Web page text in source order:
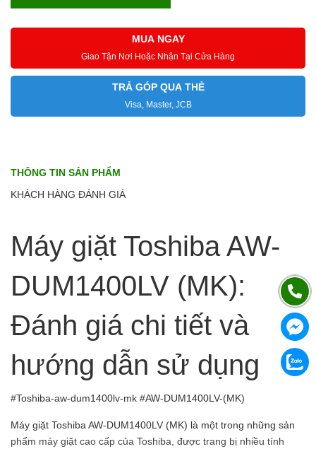
MUA NGAY
Giao Tận Nơi Hoặc Nhận Tại Cửa Hàng
TRẢ GÓP QUA THẺ
Visa, Master, JCB
THÔNG TIN SẢN PHẨM
KHÁCH HÀNG ĐÁNH GIÁ
Máy giặt Toshiba AW-
DUM1400LV (MK):
Đánh giá chi tiết và
hướng dẫn sử dụng
#Toshiba-aw-dum1400lv-mk #AW-DUM1400LV-(MK)
Máy giặt Toshiba AW-DUM1400LV (MK) là một trong những sản
phẩm máy giặt cao cấp của Toshiba, được trang bị nhiều tính